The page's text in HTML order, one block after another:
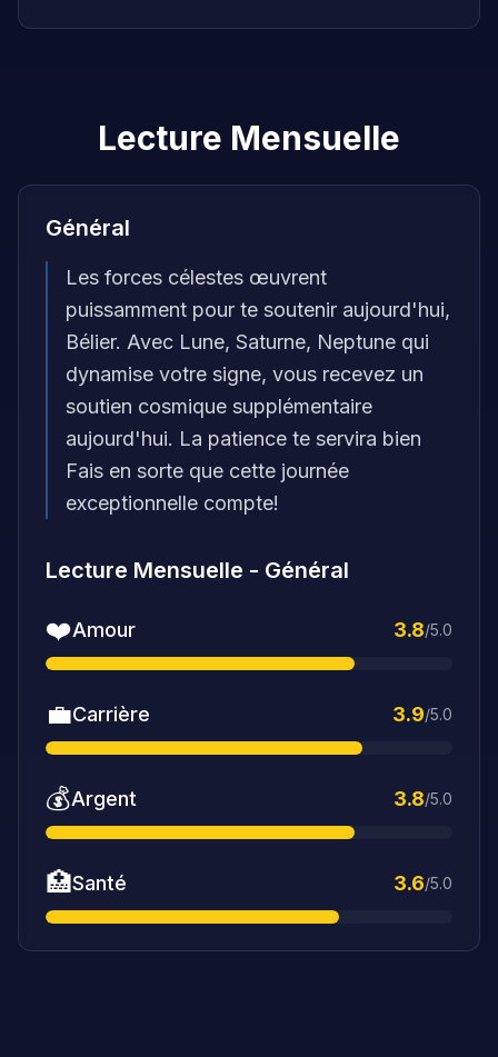
Lecture Mensuelle
Général
Les forces célestes œuvrent
puissamment pour te soutenir aujourd'hui,
Bélier. Avec Lune, Saturne, Neptune qui
dynamise votre signe, vous recevez un
soutien cosmique supplémentaire
aujourd'hui. La patience te servira bien
Fais en sorte que cette journée
exceptionnelle compte!
Lecture Mensuelle - Général
❤️Amour 3.8/5.0
💼Carrière 3.9/5.0
💰Argent 3.8/5.0
🏥Santé 3.6/5.0